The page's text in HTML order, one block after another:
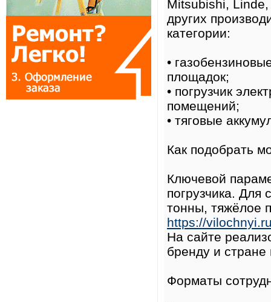
Mitsubishi,
других
категории:
•
площадок;
• погрузчик
помещений;
• тяговые
Как подобрать
Ключевой
погрузчика. Для
тонны, тяжёлое
https://
На сайте
бренду и стране
Форматы